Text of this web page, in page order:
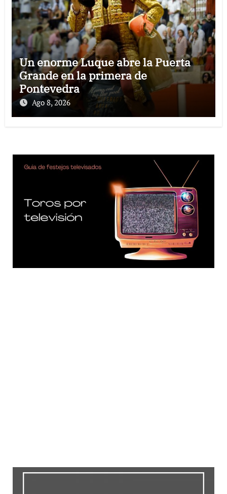
Un enorme Luque abre la Puerta
Grande en la primera de
Pontevedra
Ago 8, 2026